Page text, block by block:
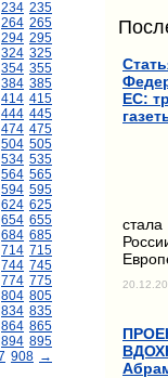
234 235
264 265
294 295
324 325
354 355
384 385
414 415
444 445
474 475
504 505
534 535
564 565
594 595
624 625
654 655
684 685
714 715
744 745
774 775
804 805
834 835
864 865
894 895
908 →
ЕС: